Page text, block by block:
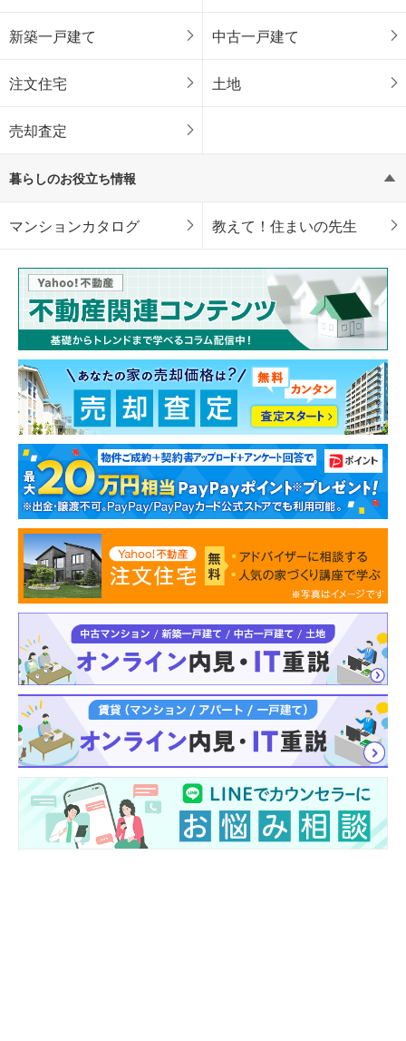
新築一戸建て 中古一戸建て
注文住宅 土地
売却査定
暮らしのお役立ち情報
マンションカタログ 教えて！住まいの先生